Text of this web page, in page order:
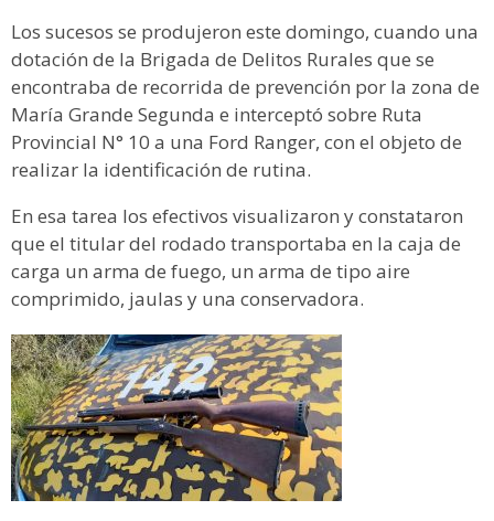
Los sucesos se produjeron este domingo, cuando una
dotación de la Brigada de Delitos Rurales que se
encontraba de recorrida de prevención por la zona de
María Grande Segunda e interceptó sobre Ruta
Provincial N° 10 a una Ford Ranger, con el objeto de
realizar la identificación de rutina.
En esa tarea los efectivos visualizaron y constataron
que el titular del rodado transportaba en la caja de
carga un arma de fuego, un arma de tipo aire
comprimido, jaulas y una conservadora.